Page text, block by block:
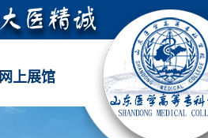
网上展馆